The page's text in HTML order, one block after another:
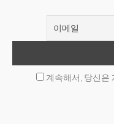
계속해서, 당신은